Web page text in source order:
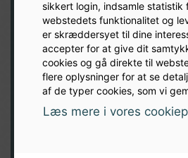
sikkert login, indsamle statistik
webstedets funktionalitet og
er skræddersyet til dine
accepter for at give dit
cookies og gå direkte til
flere oplysninger for at se
af de typer cookies, som vi
Læs mere i vores
Modtag nyheder
direkte i din